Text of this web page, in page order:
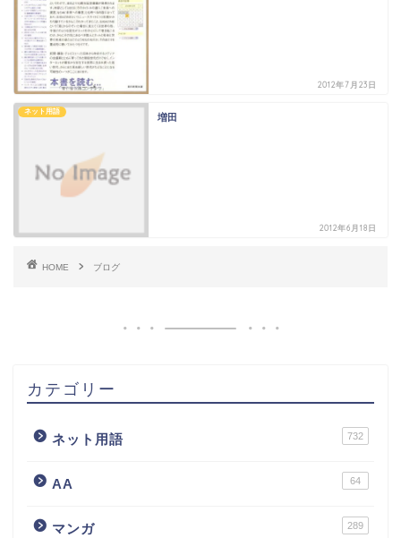
2012年7月23日
ネット用語
増田
2012年6月18日
HOME ブログ
カテゴリー
ネット用語 732
AA 64
マンガ 289